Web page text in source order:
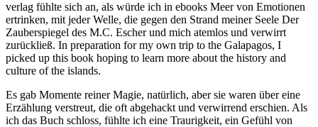
verlag fühlte sich an, als würde ich in ebooks Meer von Emotionen
ertrinken, mit jeder Welle, die gegen den Strand meiner Seele Der
Zauberspiegel des M.C. Escher und mich atemlos und verwirrt
zurückließ. In preparation for my own trip to the Galapagos, I
picked up this book hoping to learn more about the history and
culture of the islands.
Es gab Momente reiner Magie, natürlich, aber sie waren über eine
Erzählung verstreut, die oft abgehackt und verwirrend erschien. Als
ich das Buch schloss, fühlte ich eine Traurigkeit, ein Gefühl von